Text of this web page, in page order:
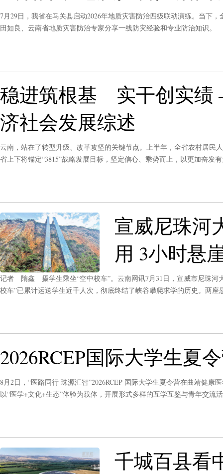
7月29日，我省在马关县启动2026年地质灾害防治四级联动演练。当下
田如良、云南省地质灾害防治专家分享一线防灾经验和专业防治知识。
稳进筑根基 实干创实绩
济社会发展综述
云南，站在了转型升级、改革攻坚的关键节点。上半年，全省农村居民
省上下将锚定“3815”战略发展目标，坚定信心、乘势而上，以更加奋
宣威尼珠河
用 3小时悬
记者 隋鑫 摄学生乘坐“空中校车”。云南网讯7月31日，宣威市尼珠河
校车”已累计运送学生近千人次，彻底终结了峡谷攀爬求学的历史。两
2026RCEP国际大学生夏
8月2日，“医路同行 珠源汇智”2026RCEP 国际大学生夏令营在曲靖健
以“医学+文化+生态”体验为载体，开展形式多样的互学互鉴与青年交
千城百县看